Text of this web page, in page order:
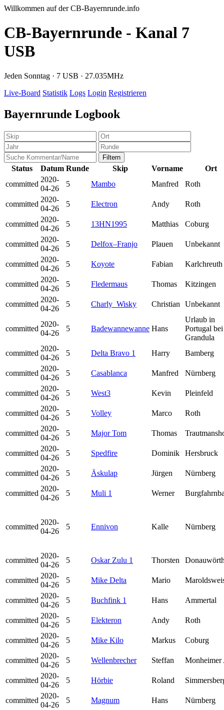
Willkommen auf der CB-Bayernrunde.info
CB-Bayernrunde - Kanal 7
USB
Jeden Sonntag · 7 USB · 27.035MHz
Live-Board Statistik Logs Login Registrieren
Bayernrunde Logbook
Filtern
Status Datum Runde Skip Vorname
Ort
committed
2020-
04-26
5 Mambo Manfred Roth
committed
2020-
04-26
5 Electron Andy Roth
committed
2020-
04-26
5 13HN1995 Matthias Coburg
committed
2020-
04-26
5 Delfox–Franjo Plauen Unbekannt
committed
2020-
04-26
5 Koyote Fabian Karlchreuth
committed
2020-
04-26
5 Fledermaus Thomas Kitzingen
committed
2020-
04-26
5 Charly_Wisky Christian Unbekannt
committed
2020-
04-26
5 Badewannewanne Hans
Urlaub in
Portugal bei
Grandula
committed
2020-
04-26
5 Delta Bravo 1 Harry Bamberg
committed
2020-
04-26
5 Casablanca Manfred Nürnberg
committed
2020-
04-26
5 West3 Kevin Pleinfeld
committed
2020-
04-26
5 Volley Marco Roth
committed
2020-
04-26
5 Major Tom Thomas
committed
2020-
04-26
5 Spedfire Dominik Hersbruck
committed
2020-
04-26
5 Äskulap Jürgen Nürnberg
committed
2020-
04-26
5 Muli 1 Werner
committed
2020-
04-26
5 Ennivon Kalle Nürnberg
committed
2020-
04-26
5 Oskar Zulu 1 Thorsten
committed
2020-
04-26
5 Mike Delta Mario
committed
2020-
04-26
5 Buchfink 1 Hans Ammertal
committed
2020-
04-26
5 Elekteron Andy Roth
committed
2020-
04-26
5 Mike Kilo Markus Coburg
committed
2020-
04-26
5 Wellenbrecher Steffan Monheimer
committed
2020-
04-26
5 Hörbie Roland
committed
2020-
04-26
5 Magnum Hans
Nürnberg